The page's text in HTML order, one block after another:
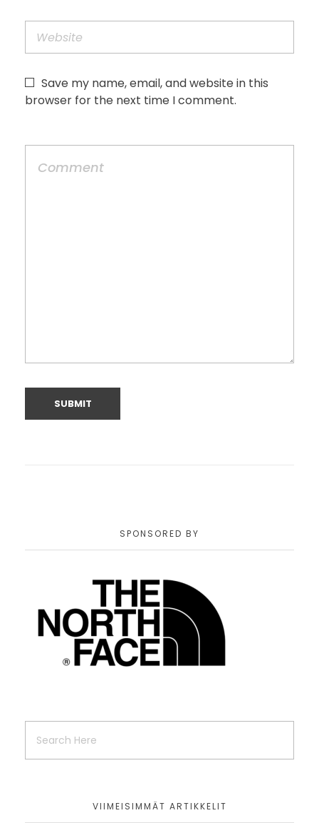
Save my name, email, and website in this
browser for the next time I comment.
SPONSORED BY
VIIMEISIMMÄT ARTIKKELIT